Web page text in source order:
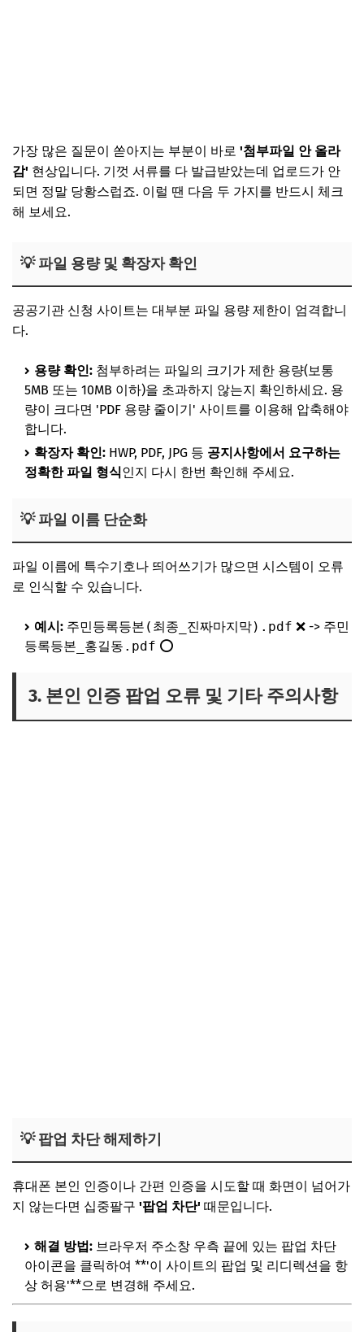
가장 많은 질문이 쏟아지는 부분이 바로 '첨부파일 안 올라
감' 현상입니다. 기껏 서류를 다 발급받았는데 업로드가 안
되면 정말 당황스럽죠. 이럴 땐 다음 두 가지를 반드시 체크
해 보세요.
💡 파일 용량 및 확장자 확인
공공기관 신청 사이트는 대부분 파일 용량 제한이 엄격합니
다.
용량 확인: 첨부하려는 파일의 크기가 제한 용량(보통
5MB 또는 10MB 이하)을 초과하지 않는지 확인하세요. 용
량이 크다면 'PDF 용량 줄이기' 사이트를 이용해 압축해야
합니다.
확장자 확인: HWP, PDF, JPG 등 공지사항에서 요구하는
정확한 파일 형식인지 다시 한번 확인해 주세요.
💡 파일 이름 단순화
파일 이름에 특수기호나 띄어쓰기가 많으면 시스템이 오류
로 인식할 수 있습니다.
예시: 주민등록등본(최종_진짜마지막).pdf ❌ -> 주민
등록등본_홍길동.pdf ⭕
3. 본인 인증 팝업 오류 및 기타 주의사항
💡 팝업 차단 해제하기
휴대폰 본인 인증이나 간편 인증을 시도할 때 화면이 넘어가
지 않는다면 십중팔구 '팝업 차단' 때문입니다.
해결 방법: 브라우저 주소창 우측 끝에 있는 팝업 차단
아이콘을 클릭하여 **'이 사이트의 팝업 및 리디렉션을 항
상 허용'**으로 변경해 주세요.